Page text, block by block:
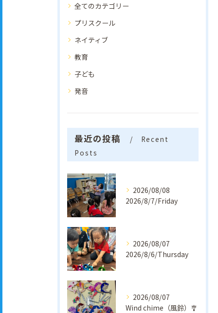
全てのカテゴリー
プリスクール
ネイティブ
教育
子ども
発音
最近の投稿
Recent
Posts
2026/08/08
2026/8/7/Friday
2026/08/07
2026/8/6/Thursday
2026/08/07
Wind chime（風鈴）🎐